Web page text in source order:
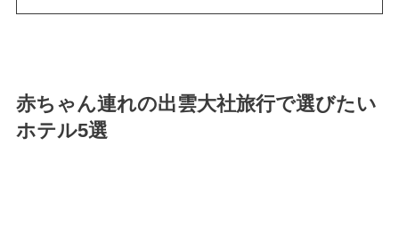
赤ちゃん連れの出雲大社旅行で選びたい
ホテル5選